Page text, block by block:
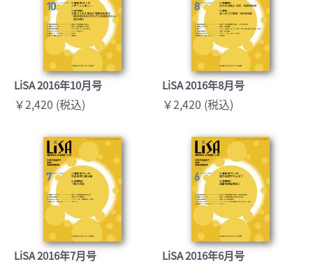
LiSA 2016年10月号
￥2,420 (税込)
LiSA 2016年8月号
￥2,420 (税込)
LiSA 2016年7月号 LiSA 2016年6月号